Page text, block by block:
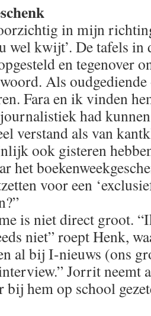
in mijn
wel kwijt’. De tafels in
en tegenover
Als
Fara en ik vinden
had
verstand als van
ook gisteren
het
voor een
is niet direct groot.
niet” roept Henk,
al bij I-nieuws (ons
Jorrit neemt
bij hem op school